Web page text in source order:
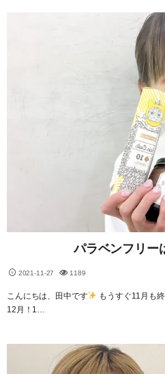
パラベンフリー
2021-11-27 1189
こんにちは、田中です
もうすぐ11月も
12月！1…